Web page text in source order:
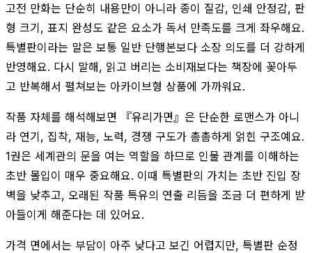
고전 만화는 단순히 내용만이 아니라 종이 질감, 인쇄 안정감, 판
형 크기, 표지 완성도 같은 요소가 독서 만족도를 크게 좌우해요.
특별판이라는 말은 보통 일반 단행본보다 소장 의도를 더 강하게
반영해요. 다시 말해, 읽고 버리는 소비재보다는 책장에 꽂아두
고 반복해서 펼쳐보는 아카이브형 상품에 가까워요.
작품 자체를 해석해보면 『유리가면』은 단순한 로맨스가 아니
라 연기, 집착, 재능, 노력, 경쟁 구도가 촘촘하게 얽힌 구조예요.
1권은 세계관의 문을 여는 역할을 하므로 인물 관계를 이해하는
초반 몰입이 매우 중요해요. 이때 특별판의 가치는 초반 진입 장
벽을 낮추고, 오래된 작품 특유의 연출 리듬을 조금 더 편하게 받
아들이게 해준다는 데 있어요.
가격 면에서는 부담이 아주 낮다고 보긴 어렵지만, 특별판 순정